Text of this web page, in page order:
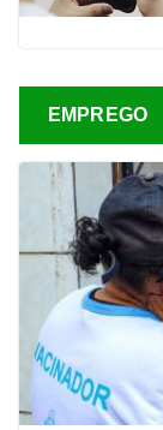
EMPREGO